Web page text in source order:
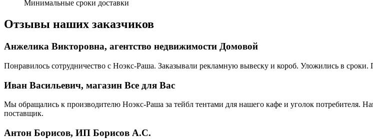
Минимальные сроки доставки
Отзывы наших заказчиков
Анжелика Викторовна, агентство недвижимости Домовой
Понравилось сотрудничество с Ноэкс-Раша. Заказывали рекламную вывеску и короб. Уложились в
Иван Васильевич, магазин Все для Вас
Мы обращались к производителю Ноэкс-Раша за тейбл тентами для нашего кафе и уголок потребителя.
поставщик.
Антон Борисов, ИП Борисов А.С.